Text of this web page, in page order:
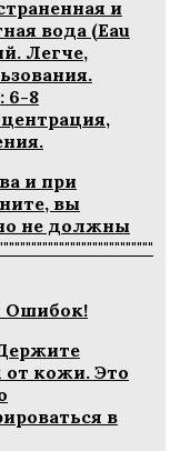
и
вода (Eau
Легче,
6-8
и при
вы
не должны
Ошибок!
от кожи. Это
в